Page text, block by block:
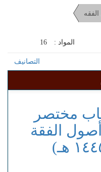
المواد : 16
التصانيف
مختصر
الفقة